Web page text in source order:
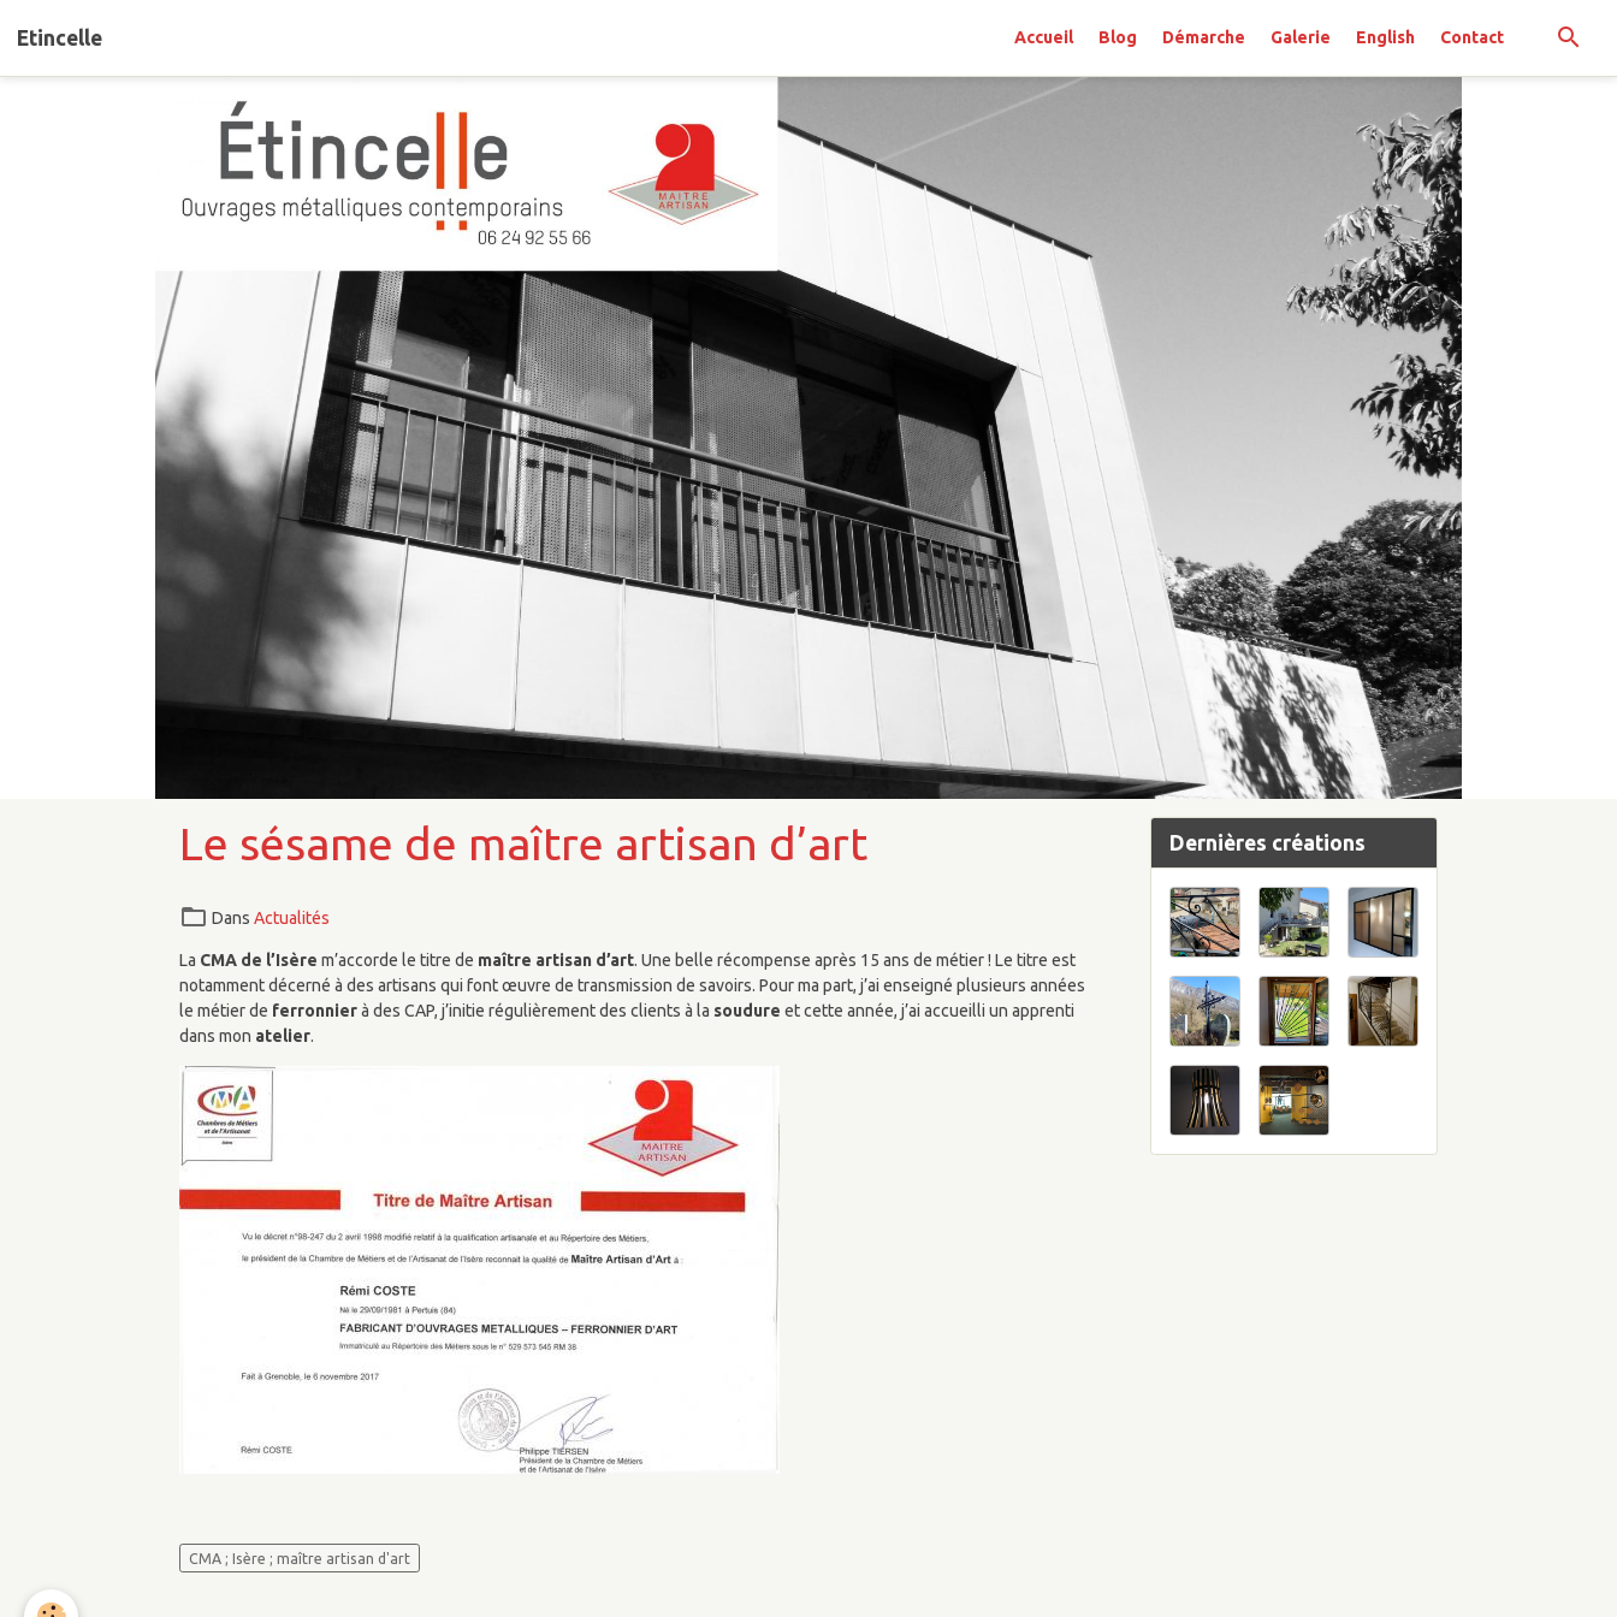
Etincelle Accueil Blog Démarche Galerie English Contact
Le sésame de maître artisan d’art
DansActualités
La CMA de l’Isère m’accorde le titre de maître artisan d’art. Une belle récompense après 15 ans de métier ! Le titre est
notamment décerné à des artisans qui font œuvre de transmission de savoirs. Pour ma part, j’ai enseigné plusieurs années
le métier de ferronnierà des CAP, j’initie régulièrement des clients à la soudureet cette année, j’ai accueilli un apprenti
dans mon atelier.
CMA ; Isère ; maître artisan d'art
Dernières créations